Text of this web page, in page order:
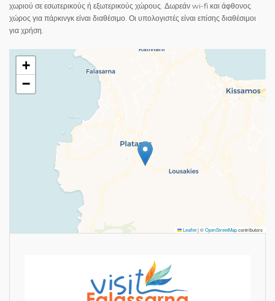
χωριού σε εσωτερικούς ή εξωτερικούς χώρους. Δωρεάν wi-fi και άφθονος
χώρος για πάρκινγκ είναι διαθέσιμο. Οι υπολογιστές είναι επίσης διαθέσιμοι
για χρήση.
+
−
Leaflet|©OpenStreetMapcontributors